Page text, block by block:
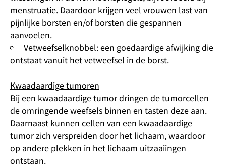
menstruatie. Daardoor krijgen veel vrouwen last van
pijnlijke borsten en/of borsten die gespannen
aanvoelen.
Vetweefselknobbel: een goedaardige afwijking die
ontstaat vanuit het vetweefsel in de borst.
Kwaadaardige tumoren
Bij een kwaadaardige tumor dringen de tumorcellen
de omringende weefsels binnen en tasten deze aan.
Daarnaast kunnen cellen van een kwaadaardige
tumor zich verspreiden door het lichaam, waardoor
op andere plekken in het lichaam uitzaaiingen
ontstaan.